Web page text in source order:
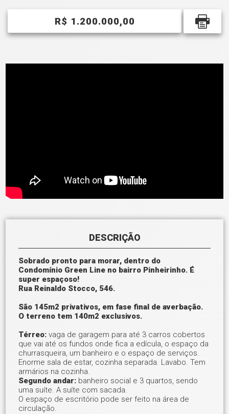
R$ 1.200.000,00
DESCRIÇÃO
Sobrado pronto para morar, dentro do
Condomínio Green Line no bairro Pinheirinho. É
super espaçoso!
Rua Reinaldo Stocco, 546.
São 145m2 privativos, em fase final de averbação.
O terreno tem 140m2 exclusivos.
Térreo: vaga de garagem para até 3 carros cobertos
que vai até os fundos onde fica a edícula, o espaço da
churrasqueira, um banheiro e o espaço de serviços.
Enorme sala de estar, cozinha separada. Lavabo. Tem
armários na cozinha.
Segundo andar: banheiro social e 3 quartos, sendo
uma suíte. A suíte com sacada.
O espaço de escritório pode ser feito na área de
circulação.